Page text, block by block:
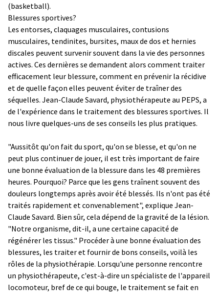
(basketball).
Blessures sportives?
Les entorses, claquages musculaires, contusions
musculaires, tendinites, bursites, maux de dos et hernies
discales peuvent survenir souvent dans la vie des personnes
actives. Ces dernières se demandent alors comment traiter
efficacement leur blessure, comment en prévenir la récidive
et de quelle façon elles peuvent éviter de traîner des
séquelles. Jean-Claude Savard, physiothérapeute au PEPS, a
de l'expérience dans le traitement des blessures sportives. Il
nous livre quelques-uns de ses conseils les plus pratiques.
"Aussitôt qu'on fait du sport, qu'on se blesse, et qu'on ne
peut plus continuer de jouer, il est très important de faire
une bonne évaluation de la blessure dans les 48 premières
heures. Pourquoi? Parce que les gens traînent souvent des
douleurs longtemps après avoir été blessés. Ils n'ont pas été
traités rapidement et convenablement", explique Jean-
Claude Savard. Bien sûr, cela dépend de la gravité de la lésion.
"Notre organisme, dit-il, a une certaine capacité de
régénérer les tissus." Procéder à une bonne évaluation des
blessures, les traiter et fournir de bons conseils, voilà les
rôles de la physiothérapie. Lorsqu'une personne rencontre
un physiothérapeute, c'est-à-dire un spécialiste de l'appareil
locomoteur, bref de ce qui bouge, le traitement se fait en